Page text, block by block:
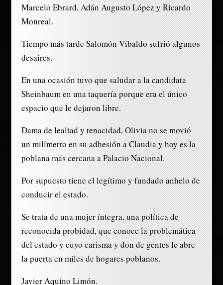
Marcelo Ebrard, Adán Augusto López y Ricardo
Monreal.
Tiempo más tarde Salomón Vibaldo sufrió algunos
desaires.
En una ocasión tuvo que saludar a la candidata
Sheinbaum en una taquería porque era el único
espacio que le dejaron libre.
Dama de lealtad y tenacidad, Olivia no se movió
un milímetro en su adhesión a Claudia y hoy es la
poblana más cercana a Palacio Nacional.
Por supuesto tiene el legítimo y fundado anhelo de
conducir el estado.
Se trata de una mujer íntegra, una política de
reconocida probidad, que conoce la problemática
del estado y cuyo carisma y don de gentes le abre
la puerta en miles de hogares poblanos.
Javier Aquino Limón.